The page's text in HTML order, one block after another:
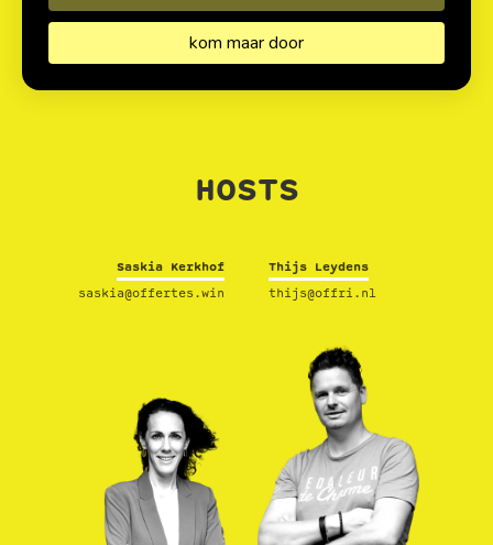
HOSTS
Saskia Kerkhof
saskia@offertes.win
Thijs Leydens
thijs@offri.nl